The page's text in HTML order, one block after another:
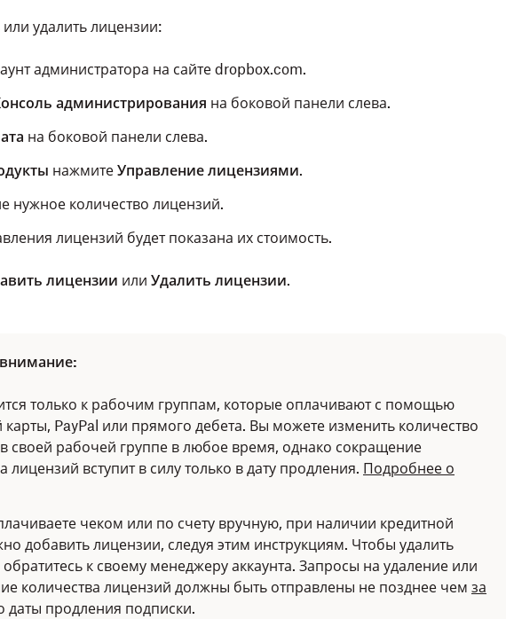
удалить лицензии:
администратора на сайте dropbox.com.
администрирования на боковой панели слева.
на боковой панели слева.
нажмите Управление лицензиями.
нужное количество лицензий.
лицензий будет показана их стоимость.
лицензии или Удалить лицензии.
только к рабочим группам, которые оплачивают с помощью
карты, PayPal или прямого дебета. Вы можете изменить количество
своей рабочей группе в любое время, однако сокращение
лицензий вступит в силу только в дату продления. Подробнее о
чеком или по счету вручную, при наличии кредитной
добавить лицензии, следуя этим инструкциям. Чтобы удалить
к своему менеджеру аккаунта. Запросы на удаление или
количества лицензий должны быть отправлены не позднее чем за
даты продления подписки.